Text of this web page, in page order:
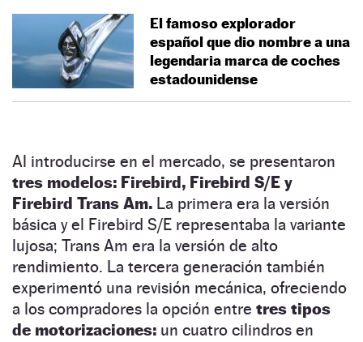
El famoso explorador
español que dio nombre a una
legendaria marca de coches
estadounidense
Al introducirse en el mercado, se presentaron
tres modelos: Firebird, Firebird S/E y
Firebird Trans Am. La primera era la versión
básica y el Firebird S/E representaba la variante
lujosa; Trans Am era la versión de alto
rendimiento. La tercera generación también
experimentó una revisión mecánica, ofreciendo
a los compradores la opción entre tres tipos
de motorizaciones: un cuatro cilindros en